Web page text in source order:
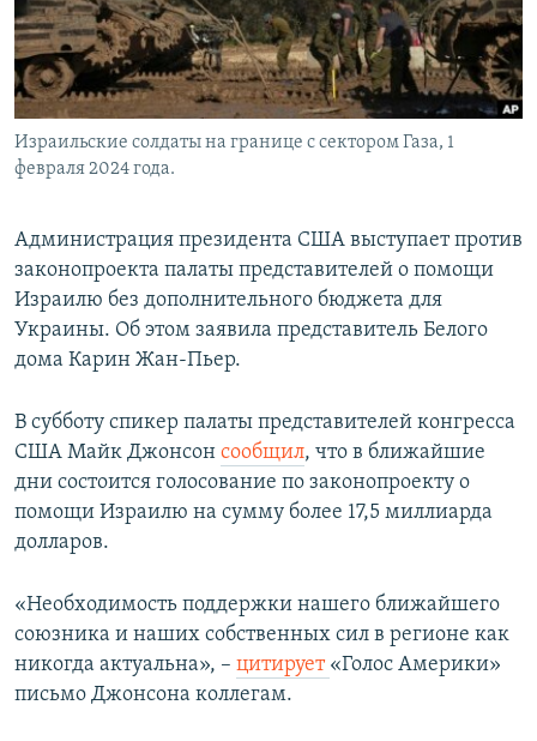
Израильские солдаты на границе с сектором Газа, 1
февраля 2024 года.
Администрация президента США выступает против
законопроекта палаты представителей о помощи
Израилю без дополнительного бюджета для
Украины. Об этом заявила представитель Белого
дома Карин Жан-Пьер.
В субботу спикер палаты представителей конгресса
США Майк Джонсон сообщил, что в ближайшие
дни состоится голосование по законопроекту о
помощи Израилю на сумму более 17,5 миллиарда
долларов.
«Необходимость поддержки нашего ближайшего
союзника и наших собственных сил в регионе как
никогда актуальна», – цитирует «Голос Америки»
письмо Джонсона коллегам.